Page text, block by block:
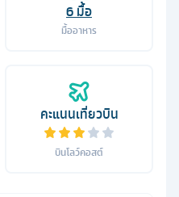
6มื้อ
มื้ออาหาร
คะแนนเที่ยวบิน
บินโลว์คอสต์